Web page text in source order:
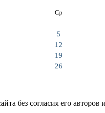
Ср
5
12
19
26
без согласия его